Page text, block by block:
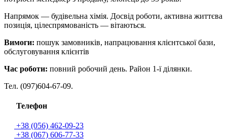
Напрямок — будівельна хімія. Досвід роботи, активна життєва
позиція, цілеспрямованість — вітаються.
Вимоги: пошук замовників, напрацювання клієнтської бази,
обслуговування клієнтів
Час роботи: повний робочий день. Район 1-ї ділянки.
Тел. (097)604-67-09.
Телефон
+38 (056) 462-09-23
+38 (067) 606-77-33